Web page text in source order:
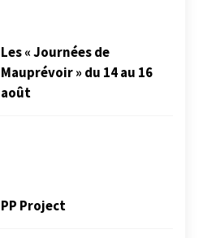
Les « Journées de
Mauprévoir » du 14 au 16
août
PP Project